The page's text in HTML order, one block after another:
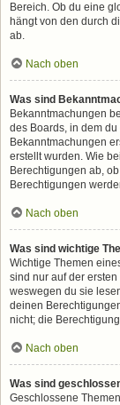
Bereich. Ob du eine
hängt von den durch
ab.
Nach oben
Was sind
Bekanntmachungen
des Boards, in dem
Bekanntmachungen
erstellt wurden. Wie
Berechtigungen ab,
Berechtigungen
Nach oben
Was sind wichtige
Wichtige Themen
sind nur auf der
weswegen du sie
deinen
nicht; die
Nach oben
Was sind
Geschlossene